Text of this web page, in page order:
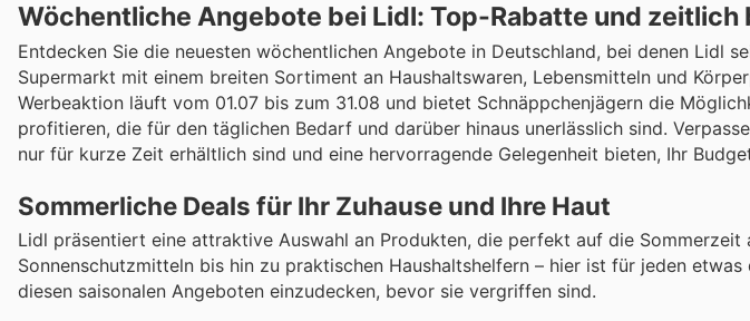
Wöchentliche Angebote bei Lidl: Top-Rabatte und
Entdecken Sie die neuesten wöchentlichen Angebote in Deutschland, bei denen Lidl
Supermarkt mit einem breiten Sortiment an Haushaltswaren, Lebensmitteln und
Werbeaktion läuft vom 01.07 bis zum 31.08 und bietet Schnäppchenjägern die
profitieren, die für den täglichen Bedarf und darüber hinaus unerlässlich sind.
nur für kurze Zeit erhältlich sind und eine hervorragende Gelegenheit bieten, Ihr
Sommerliche Deals für Ihr Zuhause und Ihre Haut
Lidl präsentiert eine attraktive Auswahl an Produkten, die perfekt auf die Sommerzeit
Sonnenschutzmitteln bis hin zu praktischen Haushaltshelfern – hier ist für jeden
diesen saisonalen Angeboten einzudecken, bevor sie vergriffen sind.